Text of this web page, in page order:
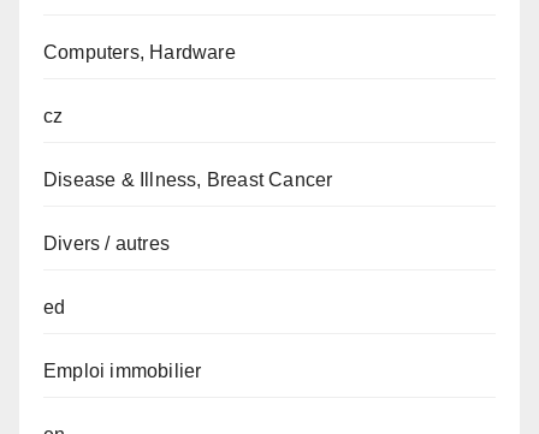
Computers, Hardware
cz
Disease & Illness, Breast Cancer
Divers / autres
ed
Emploi immobilier